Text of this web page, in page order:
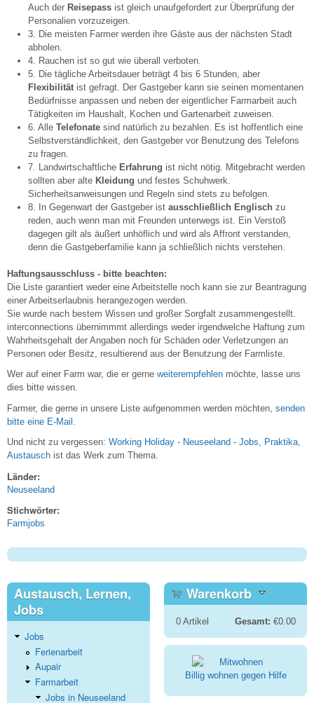
Auch der Reisepass ist gleich unaufgefordert zur Überprüfung der
Personalien vorzuzeigen.
3. Die meisten Farmer werden ihre Gäste aus der nächsten Stadt
abholen.
4. Rauchen ist so gut wie überall verboten.
5. Die tägliche Arbeitsdauer beträgt 4 bis 6 Stunden, aber
Flexibilität ist gefragt. Der Gastgeber kann sie seinen momentanen
Bedürfnisse anpassen und neben der eigentlicher Farmarbeit auch
Tätigkeiten im Haushalt, Kochen und Gartenarbeit zuweisen.
6. Alle Telefonate sind natürlich zu bezahlen. Es ist hoffentlich eine
Selbstverständlichkeit, den Gastgeber vor Benutzung des Telefons
zu fragen.
7. Landwirtschaftliche Erfahrung ist nicht nötig. Mitgebracht werden
sollten aber alte Kleidung und festes Schuhwerk.
Sicherheitsanweisungen und Regeln sind stets zu befolgen.
8. In Gegenwart der Gastgeber ist ausschließlich Englisch zu
reden, auch wenn man mit Freunden unterwegs ist. Ein Verstoß
dagegen gilt als äußert unhöflich und wird als Affront verstanden,
denn die Gastgeberfamilie kann ja schließlich nichts verstehen.
Haftungsausschluss - bitte beachten:
Die Liste garantiert weder eine Arbeitstelle noch kann sie zur Beantragung
einer Arbeitserlaubnis herangezogen werden.
Sie wurde nach bestem Wissen und großer Sorgfalt zusammengestellt.
interconnections übernimmmt allerdings weder irgendwelche Haftung zum
Wahrheitsgehalt der Angaben noch für Schäden oder Verletzungen an
Personen oder Besitz, resultierend aus der Benutzung der Farmliste.
Wer auf einer Farm war, die er gerne weiterempfehlen möchte, lasse uns
dies bitte wissen.
Farmer, die gerne in unsere Liste aufgenommen werden möchten, senden
bitte eine E-Mail.
Und nicht zu vergessen: Working Holiday - Neuseeland - Jobs, Praktika,
Austausch ist das Werk zum Thema.
Länder:
Neuseeland
Stichwörter:
Farmjobs
Austausch, Lernen,
Jobs
Jobs
Ferienarbeit
Aupair
Farmarbeit
Jobs in Neuseeland
Warenkorb
0Artikel Gesamt: €0.00
Billig wohnen gegen Hilfe